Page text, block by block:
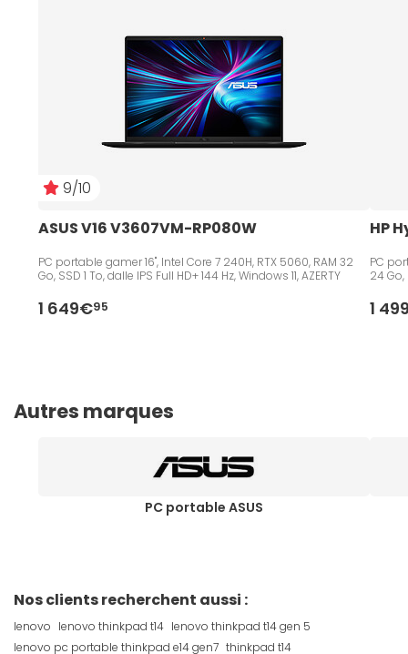
9/10
ASUS V16 V3607VM-RP080W
PC portable gamer 16", Intel Core 7 240H, RTX 5060, RAM 32
Go, SSD 1 To, dalle IPS Full HD+ 144 Hz, Windows 11, AZERTY
1 649€95
HP
PC
24 Go,
1
Autres marques
PC portable ASUS
Nos clients recherchent aussi :
lenovo lenovo thinkpad t14 lenovo thinkpad t14 gen 5
lenovo pc portable thinkpad e14 gen7 thinkpad t14